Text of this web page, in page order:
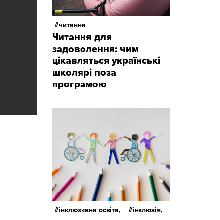
читання
Читання для
задоволення: чим
цікавляться українські
школярі поза
програмою
інклюзивна освіта,
інклюзія,